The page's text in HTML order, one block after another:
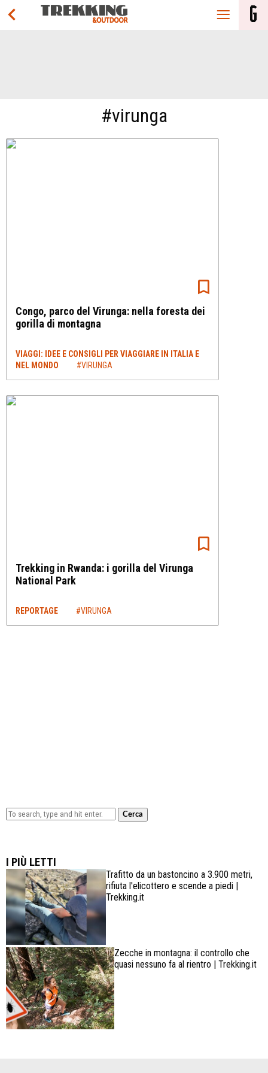
#virunga
Congo, parco del Virunga: nella foresta dei
gorilla di montagna
VIAGGI: IDEE E CONSIGLI PER VIAGGIARE IN ITALIA E
NEL MONDO
#VIRUNGA
Trekking in Rwanda: i gorilla del Virunga
National Park
REPORTAGE #VIRUNGA
Cerca
I PIÙ LETTI
Trafitto da un bastoncino a 3.900 metri,
rifiuta l'elicottero e scende a piedi |
Trekking.it
Zecche in montagna: il controllo che
quasi nessuno fa al rientro | Trekking.it